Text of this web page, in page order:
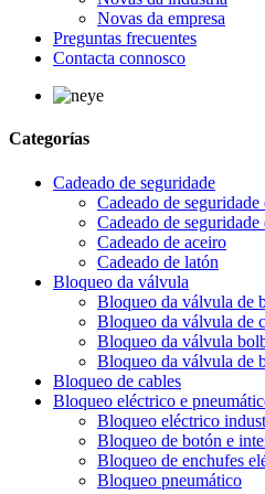
Novas da empresa
Preguntas frecuentes
Contacta connosco
Categorías
Cadeado de seguridade
Cadeado de seguridade
Cadeado de
Cadeado de aceiro
Cadeado de latón
Bloqueo da válvula
Bloqueo da válvula de
Bloqueo da válvula de
Bloqueo da válvula
Bloqueo da válvula de
Bloqueo de cables
Bloqueo eléctrico e
Bloqueo eléctrico
Bloqueo de botón e
Bloqueo de enchufes
Bloqueo pneumático